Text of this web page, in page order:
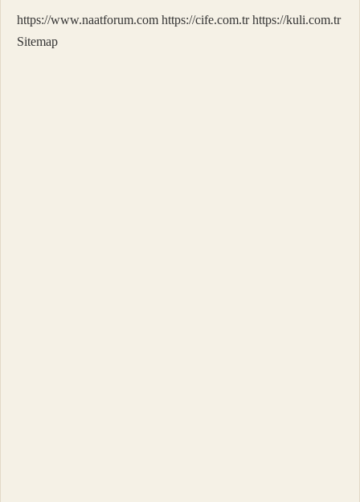
https://www.naatforum.com https://cife.com.tr https://kuli.com.tr
Sitemap